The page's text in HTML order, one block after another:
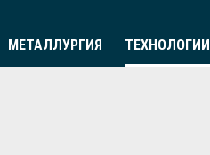
МЕТАЛЛУРГИЯ ТЕХНОЛОГИИ